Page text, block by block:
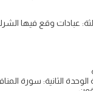
عبادات وقع فيها